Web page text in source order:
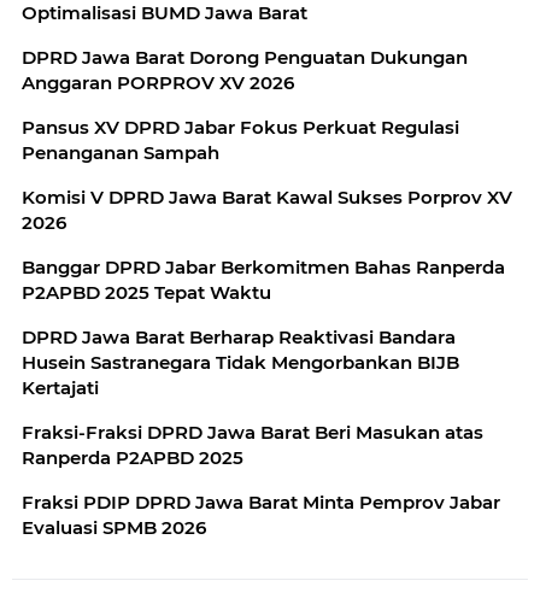
Optimalisasi BUMD Jawa Barat
DPRD Jawa Barat Dorong Penguatan Dukungan
Anggaran PORPROV XV 2026
Pansus XV DPRD Jabar Fokus Perkuat Regulasi
Penanganan Sampah
Komisi V DPRD Jawa Barat Kawal Sukses Porprov XV
2026
Banggar DPRD Jabar Berkomitmen Bahas Ranperda
P2APBD 2025 Tepat Waktu
DPRD Jawa Barat Berharap Reaktivasi Bandara
Husein Sastranegara Tidak Mengorbankan BIJB
Kertajati
Fraksi-Fraksi DPRD Jawa Barat Beri Masukan atas
Ranperda P2APBD 2025
Fraksi PDIP DPRD Jawa Barat Minta Pemprov Jabar
Evaluasi SPMB 2026